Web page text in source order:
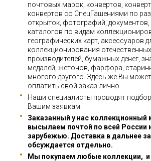
почтовых марок, конвертов,
конвертов со СпецГашениями по
открыток, фотографий, документов,
каталогов по видам
географических карт, аксессуаров
коллекционирования
производителей, бумажных денег,
медалей, жетонов, фарфора,
многого другого. Здесь же Вы
оплатить свой заказ лично.
Наши специалисты проводят
Вашим заявкам.
Заказанный у нас коллекционный
высылаем почтой по всей России
зарубежью. Доставка в дальнее
обсуждается отдельно.
Мы покупаем любые коллекции,